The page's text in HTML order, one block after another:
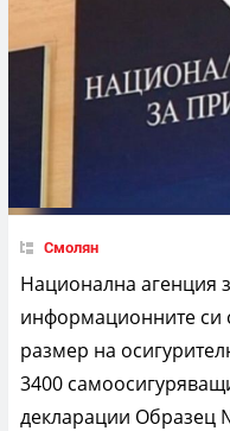
Смолян
Национална агенция
информационните си
размер на
3400
декларации Образец